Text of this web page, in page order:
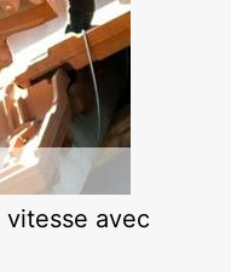
avec